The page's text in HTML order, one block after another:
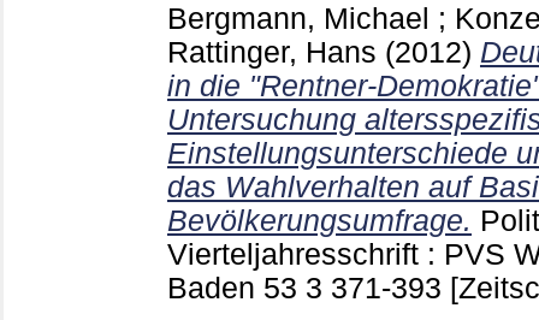
Bergmann, Michael ;
Rattinger, Hans (2012)
in die "Rentner-
Untersuchung
Einstellungsunterschiede
das Wahlverhalten auf
Bevölkerungsumfrage.
Vierteljahresschrift : PVS
Baden 53 3 371-393